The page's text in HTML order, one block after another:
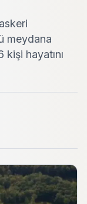
meydana
hayatını